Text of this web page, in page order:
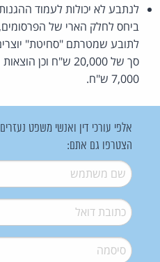
לנתבע לא יכולות לעמוד
ביחס לחלק הארי של
לתובע שמטרתם "סחיטת"
סך של 20,000 ש"ח
7,000 ש"ח.
אלפי עורכי דין ואנשי משפט
הצטרפו גם אתם:
שם משתמש*
דואל*
סיסמה*